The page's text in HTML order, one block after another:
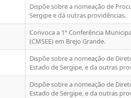
Dispõe sobre a nomeação de
Sergipe e dá outras providências.
Convoca a 1ª Conferência
(CMSEE) em Brejo Grande.
Dispõe sobre a nomeação de
Estado de Sergipe, e da outras
Dispõe sobre a nomeação de
Estado de Sergipe, e da outras